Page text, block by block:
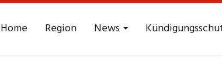
Home Region News